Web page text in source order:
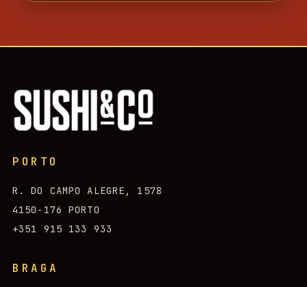
PORTO
R. DO CAMPO ALEGRE, 1578
4150-176 PORTO
+351 915 133 933
BRAGA